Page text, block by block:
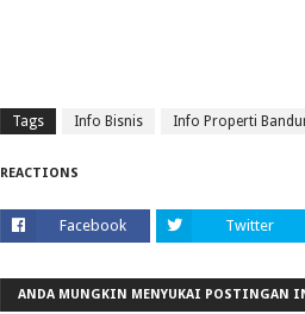
Tags Info Bisnis Info Properti
REACTIONS
Facebook Twitter
ANDA MUNGKIN MENYUKAI POSTINGAN